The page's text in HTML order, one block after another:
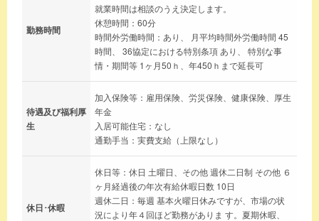
勤務時間
就業時間は相談のうえ決定します。
休憩時間：60分
時間外労働時間：あり、 月平均時間外労働時間 45
時間、 36協定における特別条項 あり、 特別な事
情・期間等 1ヶ月50ｈ、年450ｈまで延長可
待遇及び福利厚
生
加入保険等：雇用保険、労災保険、健康保険、厚生
年金
入居可能住宅：なし
通勤手当：実費支給（上限なし）
休日･休暇
休日等：休日 土曜日、その他 週休二日制 その他 ６
ヶ月経過後の年次有給休暇日数 10日
週休二日：毎週 基本火曜日休みですが、市場の状
況により年４回ほど勤務がありま す。夏期休暇、